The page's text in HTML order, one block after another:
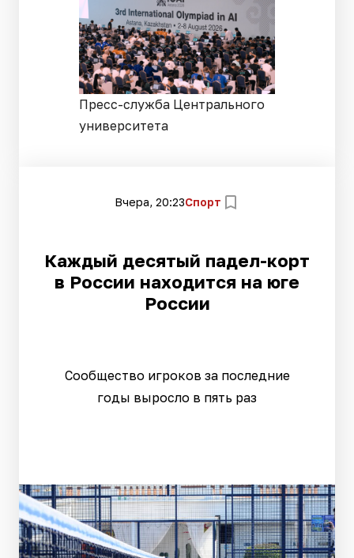
Пресс-служба Центрального
университета
Вчера, 20:23Спорт
Каждый десятый падел-корт
в России находится на юге
России
Сообщество игроков за последние
годы выросло в пять раз